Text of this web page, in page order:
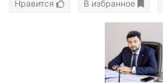
Нравится В избранное